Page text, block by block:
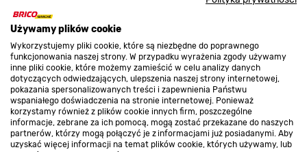
Używamy plików cookie
Wykorzystujemy pliki cookie, które są niezbędne do poprawnego
funkcjonowania naszej strony. W przypadku wyrażenia zgody używamy
inne pliki cookie, które możemy zamieścić w celu analizy danych
dotyczących odwiedzających, ulepszenia naszej strony internetowej,
pokazania spersonalizowanych treści i zapewnienia Państwu
wspaniałego doświadczenia na stronie internetowej. Ponieważ
korzystamy również z plików cookie innych firm, poszczególne
informacje, zebrane za ich pomocą, mogą zostać przekazane do naszych
partnerów, którzy mogą połączyć je z informacjami już posiadanymi. Aby
uzyskać więcej informacji na temat plików cookie, których używamy, lub
Strefa biznesu
Dołącz do nas